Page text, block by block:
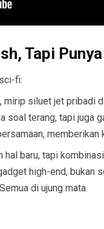
Tapi
fi:
siluet jet pribadi
soal terang, tapi juga
baru, tapi
high-end, bukan
di ujung mata.